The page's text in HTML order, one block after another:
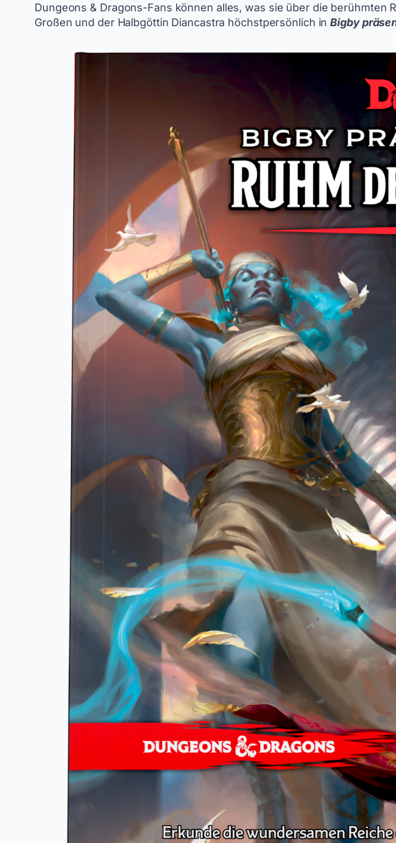
Dungeons & Dragons-Fans können alles, was sie über die
Großen und der Halbgöttin Diancastra höchstpersönlich inBigby